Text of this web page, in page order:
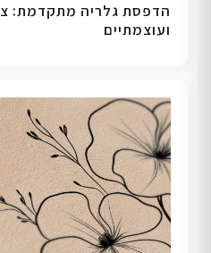
הדפסת גלריה מתקדמת:
ועוצמתיים